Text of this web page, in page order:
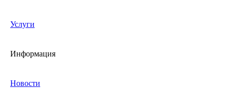
Услуги
Информация
Новости